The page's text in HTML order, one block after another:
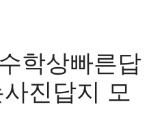
학상빠른답
진답지 모